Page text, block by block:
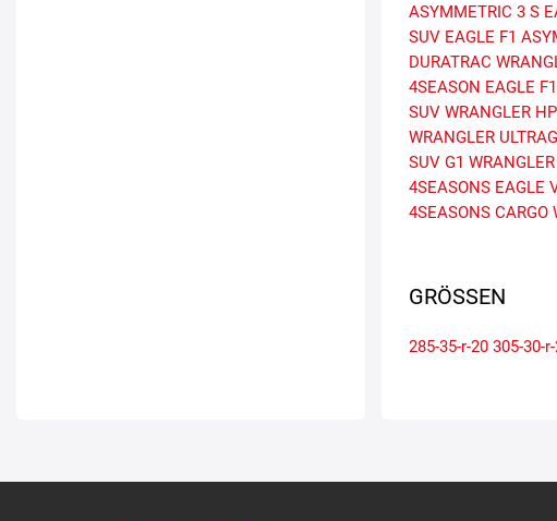
ASYMMETRIC 3 S
SUV EAGLE F1
DURATRAC
4SEASON EAGLE
SUV WRANGLER HP
WRANGLER
SUV G1
4SEASONS EAGLE
4SEASONS CARGO
GRÖSSEN
285-35-r-20 305-30-